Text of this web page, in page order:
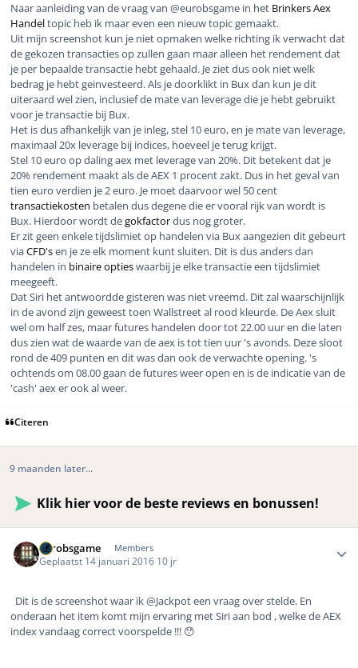
Naar aanleiding van de vraag van @eurobsgame in het Brinkers Aex
Handeltopic heb ik maar even een nieuw topic gemaakt.
Uit mijn screenshot kun je niet opmaken welke richting ik verwacht dat
de gekozen transacties op zullen gaan maar alleen het rendement dat
je per bepaalde transactie hebt gehaald. Je ziet dus ook niet welk
bedrag je hebt geinvesteerd. Als je doorklikt in Bux dan kun je dit
uiteraard wel zien, inclusief de mate van leverage die je hebt gebruikt
voor je transactie bij Bux.
Het is dus afhankelijk van je inleg, stel 10 euro, en je mate van leverage,
maximaal 20x leverage bij indices, hoeveel je terug krijgt.
Stel 10 euro op daling aex met leverage van 20%. Dit betekent dat je
20% rendement maakt als de AEX 1 procent zakt. Dus in het geval van
tien euro verdien je 2 euro. Je moet daarvoor wel 50 cent
transactiekosten betalen dus degene die er vooral rijk van wordt is
Bux. Hierdoor wordt degokfactordus nog groter.
Er zit geen enkele tijdslimiet op handelen via Bux aangezien dit gebeurt
viaCFD'sen je ze elk moment kunt sluiten. Dit is dus anders dan
handelen in binaire optieswaarbij je elke transactie een tijdslimiet
meegeeft.
Dat Siri het antwoordde gisteren was niet vreemd. Dit zal waarschijnlijk
in de avond zijn geweest toen Wallstreet al rood kleurde. De Aex sluit
wel om half zes, maar futures handelen door tot 22.00 uur en die laten
dus zien wat de waarde van de aex is tot tien uur 's avonds. Deze sloot
rond de 409 punten en dit was dan ook de verwachte opening. 's
ochtends om 08.00 gaan de futures weer open en is de indicatie van de
'cash' aex er ook al weer.
Citeren
9 maanden later...
Klik hier voor de beste reviews en bonussen!
eurobsgame Members
Geplaatst 14 januari 2016 10 jr
Dit is de screenshot waar ik @Jackpot een vraag over stelde. En
onderaan het item komt mijn ervaring met Siri aan bod , welke de AEX
index vandaag correct voorspelde !!! 😯